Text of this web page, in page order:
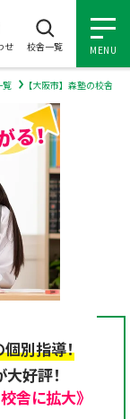
MENU
せ 校舎一覧
覧 【大阪市】森塾の校舎一覧
個別指導！
大好評！
舎に拡大》